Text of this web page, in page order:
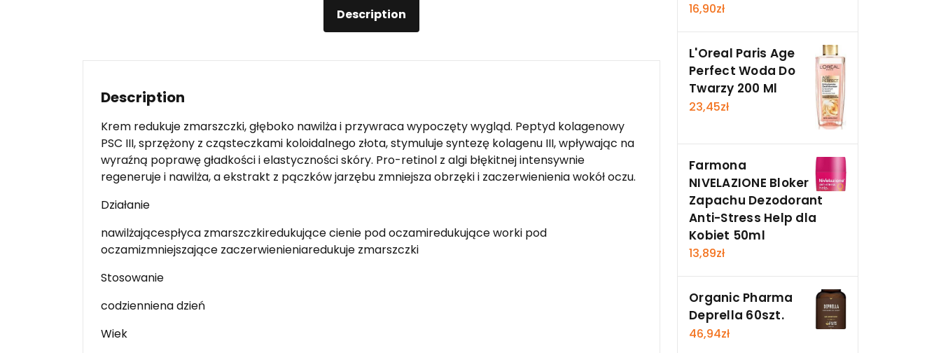
Description
Description
Krem redukuje zmarszczki, głęboko nawilża i przywraca wypoczęty wygląd. Peptyd kolagenowy
PSC III, sprzężony z cząsteczkami koloidalnego złota, stymuluje syntezę kolagenu III, wpływając na
wyraźną poprawę gładkości i elastyczności skóry. Pro-retinol z algi błękitnej intensywnie
regeneruje i nawilża, a ekstrakt z pączków jarzębu zmniejsza obrzęki i zaczerwienienia wokół oczu.
Działanie
nawilżającespłyca zmarszczkiredukujące cienie pod oczamiredukujące worki pod
oczamizmniejszające zaczerwienieniaredukuje zmarszczki
Stosowanie
codzienniena dzień
Wiek
16,90zł
L'Oreal Paris Age
Perfect Woda Do
Twarzy 200 Ml
23,45zł
Farmona
NIVELAZIONE Bloker
Zapachu Dezodorant
Anti-Stress Help dla
Kobiet 50ml
13,89zł
Organic Pharma
Deprella 60szt.
46,94zł